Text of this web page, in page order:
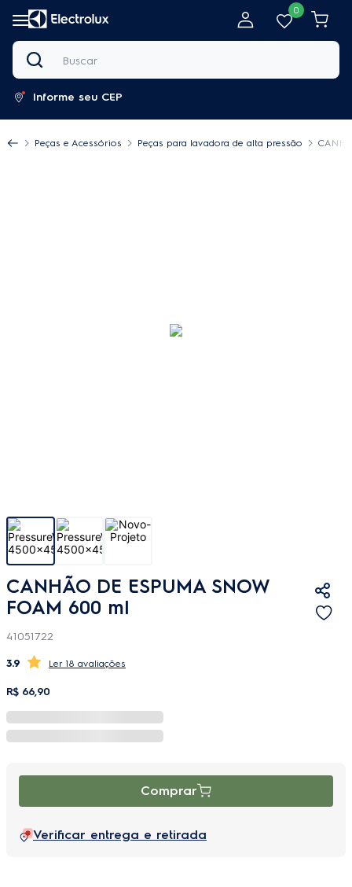
0
Buscar
Informe seu CEP
Peças e Acessórios Peças para lavadora de alta pressão
CANHÃO DE ESPUMA SNOW
FOAM 600 ml
41051722
3.9 18 avaliações
R$ 66,90
Comprar
Verificar entrega e retirada